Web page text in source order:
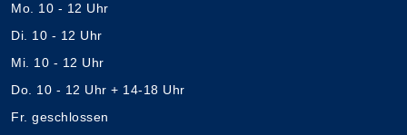
Mo. 10 - 12 Uhr
Di. 10 - 12 Uhr
Mi. 10 - 12 Uhr
Do. 10 - 12 Uhr + 14-18 Uhr
Fr. geschlossen